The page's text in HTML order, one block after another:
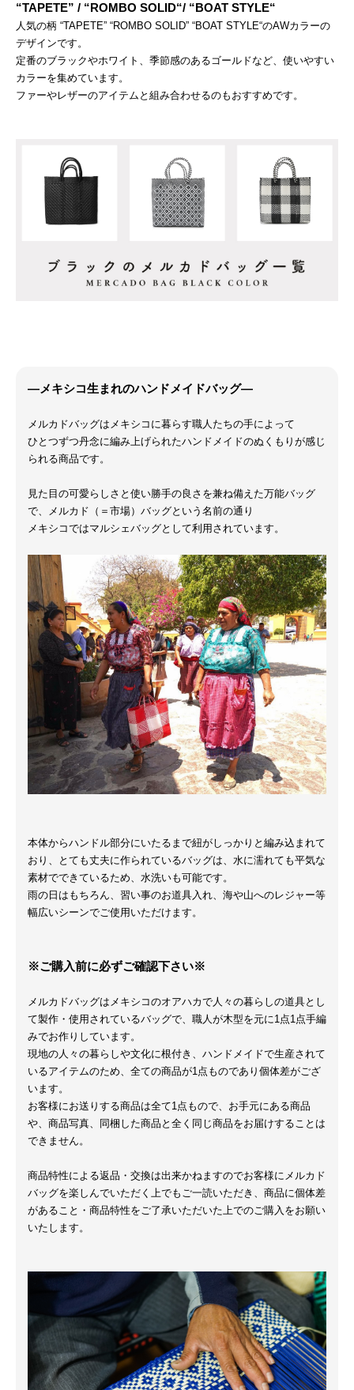
“TAPETE” / “ROMBO SOLID“/ “BOAT STYLE“
人気の柄 “TAPETE” “ROMBO SOLID” “BOAT STYLE“のAWカラーの
デザインです。
定番のブラックやホワイト、季節感のあるゴールドなど、使いやすい
カラーを集めています。
ファーやレザーのアイテムと組み合わせるのもおすすめです。
―メキシコ生まれのハンドメイドバッグ―
メルカドバッグはメキシコに暮らす職人たちの手によって
ひとつずつ丹念に編み上げられたハンドメイドのぬくもりが感じ
られる商品です。
見た目の可愛らしさと使い勝手の良さを兼ね備えた万能バッグ
で、メルカド（＝市場）バッグという名前の通り
メキシコではマルシェバッグとして利用されています。
本体からハンドル部分にいたるまで紐がしっかりと編み込まれて
おり、とても丈夫に作られているバッグは、水に濡れても平気な
素材でできているため、水洗いも可能です。
雨の日はもちろん、習い事のお道具入れ、海や山へのレジャー等
幅広いシーンでご使用いただけます。
※ご購入前に必ずご確認下さい※
メルカドバッグはメキシコのオアハカで人々の暮らしの道具とし
て製作・使用されているバッグで、職人が木型を元に1点1点手編
みでお作りしています。
現地の人々の暮らしや文化に根付き、ハンドメイドで生産されて
いるアイテムのため、全ての商品が1点ものであり個体差がござ
います。
お客様にお送りする商品は全て1点もので、お手元にある商品
や、商品写真、同梱した商品と全く同じ商品をお届けすることは
できません。
商品特性による返品・交換は出来かねますのでお客様にメルカド
バッグを楽しんでいただく上でもご一読いただき、商品に個体差
があること・商品特性をご了承いただいた上でのご購入をお願い
いたします。